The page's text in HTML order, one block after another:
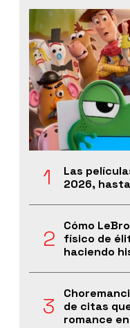
Las
2026,
Cómo
físico de
haciendo
de citas
romance